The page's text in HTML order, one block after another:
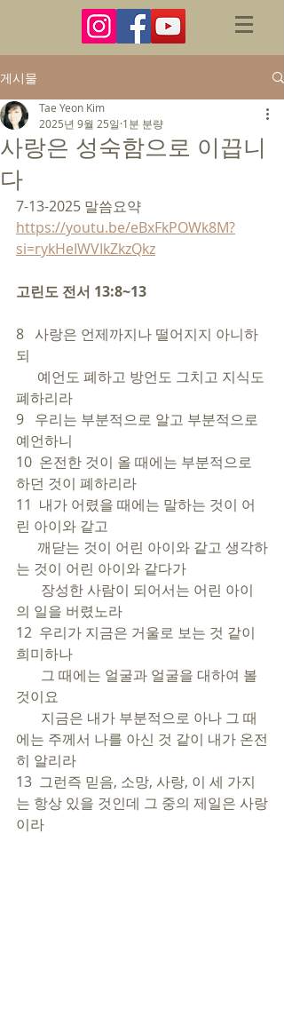
게시물
사랑은 성숙함으로 이끕니
다
Tae Yeon Kim
2025년 9월 25일 1분 분량
7-13-2025 말씀요약
https://youtu.be/eBxFkPOWk8M?
si=rykHeIWVIkZkzQkz
고린도 전서 13:8~13
8   사랑은 언제까지나 떨어지지 아니하
되
폐하리라
9   우리는 부분적으로 알고 부분적으로
예언하니
10  온전한 것이 올 때에는 부분적으로
하던 것이 폐하리라
11  내가 어렸을 때에는 말하는 것이 어
린 아이와 같고
는 것이 어린 아이와 같다가
의 일을 버렸노라
12  우리가 지금은 거울로 보는 것 같이
희미하나
것이요
에는 주께서 나를 아신 것 같이 내가 온전
히 알리라
13  그런즉 믿음, 소망, 사랑, 이 세 가지
는 항상 있을 것인데 그 중의 제일은 사랑
이라